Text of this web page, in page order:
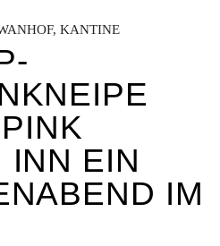
KANTINE
INN EIN
IM